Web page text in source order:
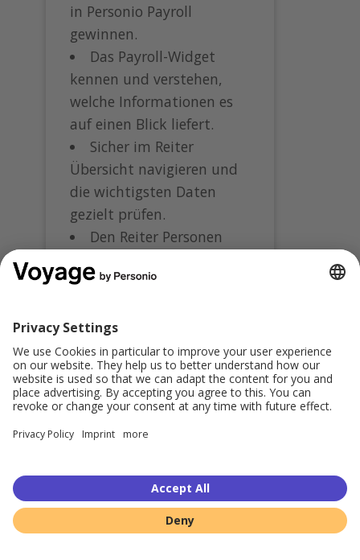
in Personio Payroll
gewinnen.
Das Payroll-Widget
kennen und verstehen,
welche Informationen es
auf einen Blick liefert.
Sicher im Reiter
Übersicht navigieren und
die wichtigsten Daten
gezielt prüfen.
Den Reiter Personen
worauf du bei der
Personendaten achten
musst.
Teilen: